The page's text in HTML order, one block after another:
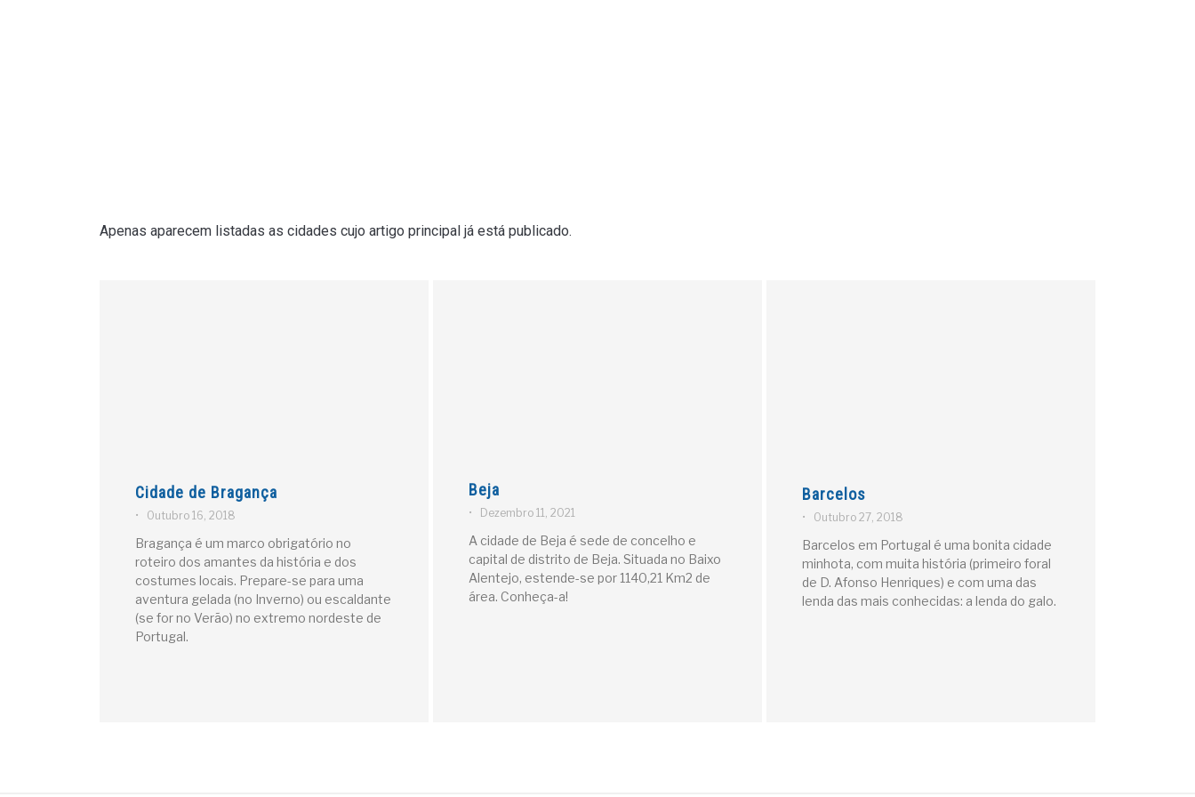
Apenas aparecem listadas as cidades cujo artigo principal já está publicado.
Cidade de Bragança
• Outubro 16, 2018
Bragança é um marco obrigatório no
roteiro dos amantes da história e dos
costumes locais. Prepare-se para uma
aventura gelada (no Inverno) ou escaldante
(se for no Verão) no extremo nordeste de
Portugal.
Beja
• Dezembro 11, 2021
A cidade de Beja é sede de concelho e
capital de distrito de Beja. Situada no Baixo
Alentejo, estende-se por 1140,21 Km2 de
área. Conheça-a!
Barcelos
• Outubro 27, 2018
Barcelos em Portugal é uma bonita cidade
minhota, com muita história (primeiro foral
de D. Afonso Henriques) e com uma das
lenda das mais conhecidas: a lenda do galo.